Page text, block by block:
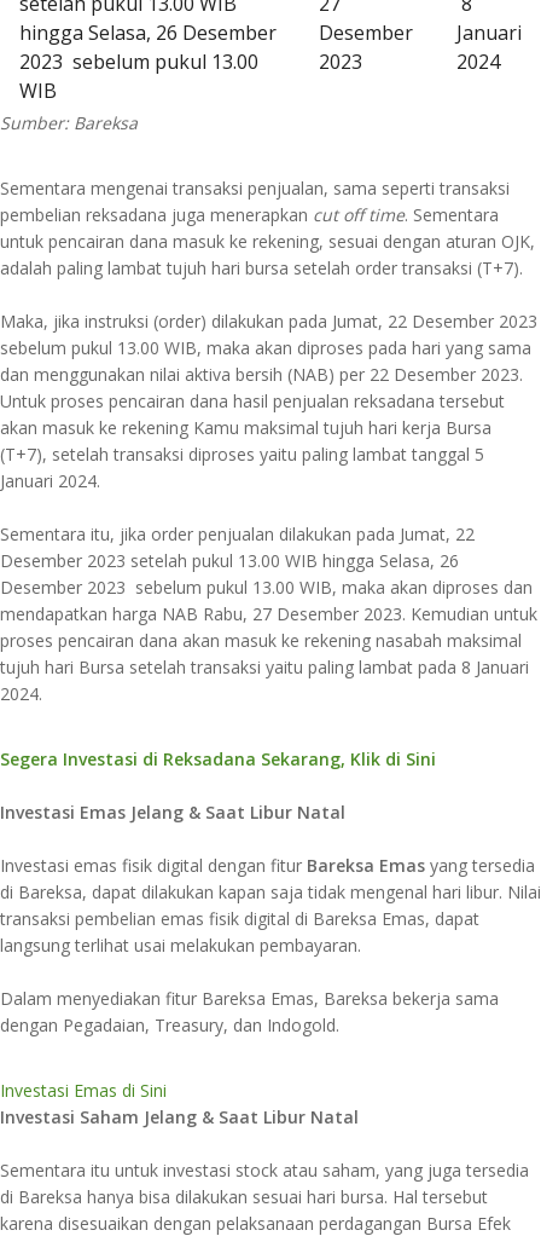
hingga Selasa, 26 Desember
2023 sebelum pukul 13.00
WIB
Desember
2023
Januari
2024
Sumber: Bareksa
Sementara mengenai transaksi penjualan, sama seperti transaksi
pembelian reksadana juga menerapkan cut off time. Sementara
untuk pencairan dana masuk ke rekening, sesuai dengan aturan OJK,
adalah paling lambat tujuh hari bursa setelah order transaksi (T+7).
Maka, jika instruksi (order) dilakukan pada Jumat, 22 Desember 2023
sebelum pukul 13.00 WIB, maka akan diproses pada hari yang sama
dan menggunakan nilai aktiva bersih (NAB) per 22 Desember 2023.
Untuk proses pencairan dana hasil penjualan reksadana tersebut
akan masuk ke rekening Kamu maksimal tujuh hari kerja Bursa
(T+7), setelah transaksi diproses yaitu paling lambat tanggal 5
Januari 2024.
Sementara itu, jika order penjualan dilakukan pada Jumat, 22
Desember 2023 setelah pukul 13.00 WIB hingga Selasa, 26
Desember 2023 sebelum pukul 13.00 WIB, maka akan diproses dan
mendapatkan harga NAB Rabu, 27 Desember 2023. Kemudian untuk
proses pencairan dana akan masuk ke rekening nasabah maksimal
tujuh hari Bursa setelah transaksi yaitu paling lambat pada 8 Januari
2024.
Segera Investasi di Reksadana Sekarang, Klik di Sini
Investasi Emas Jelang & Saat Libur Natal
Investasi emas fisik digital dengan fitur Bareksa Emas yang tersedia
di Bareksa, dapat dilakukan kapan saja tidak mengenal hari libur. Nilai
transaksi pembelian emas fisik digital di Bareksa Emas, dapat
langsung terlihat usai melakukan pembayaran.
Dalam menyediakan fitur Bareksa Emas, Bareksa bekerja sama
dengan Pegadaian, Treasury, dan Indogold.
Investasi Emas di Sini
Investasi Saham Jelang & Saat Libur Natal
Sementara itu untuk investasi stock atau saham, yang juga tersedia
di Bareksa hanya bisa dilakukan sesuai hari bursa. Hal tersebut
karena disesuaikan dengan pelaksanaan perdagangan Bursa Efek